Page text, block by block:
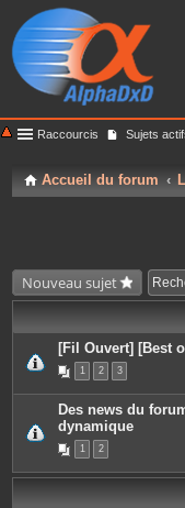
Raccourcis Sujets
Accueil du forum
Nouveau sujet
[Fil Ouvert] [Best
1 2 3
Des news du
dynamique
1 2